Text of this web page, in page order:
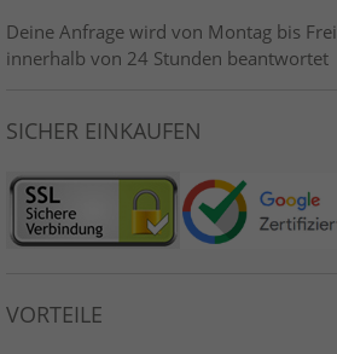
Deine Anfrage wird von Montag bis
innerhalb von 24 Stunden beantwortet
SICHER EINKAUFEN
VORTEILE